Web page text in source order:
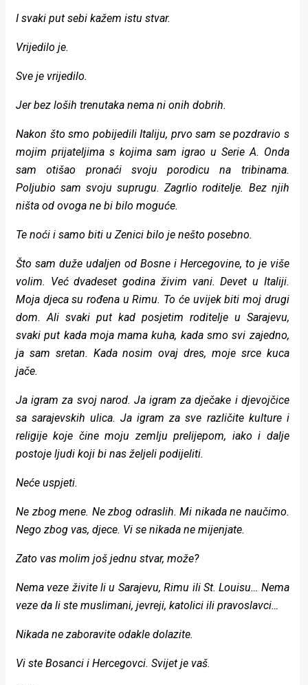
I svaki put sebi kažem istu stvar.
Vrijedilo je.
Sve je vrijedilo.
Jer bez loših trenutaka nema ni onih dobrih.
Nakon što smo pobijedili Italiju, prvo sam se pozdravio s
mojim prijateljima s kojima sam igrao u Serie A. Onda
sam otišao pronaći svoju porodicu na tribinama.
Poljubio sam svoju suprugu. Zagrlio roditelje. Bez njih
ništa od ovoga ne bi bilo moguće.
Te noći i samo biti u Zenici bilo je nešto posebno.
Što sam duže udaljen od Bosne i Hercegovine, to je više
volim. Već dvadeset godina živim vani. Devet u Italiji.
Moja djeca su rođena u Rimu. To će uvijek biti moj drugi
dom. Ali svaki put kad posjetim roditelje u Sarajevu,
svaki put kada moja mama kuha, kada smo svi zajedno,
ja sam sretan. Kada nosim ovaj dres, moje srce kuca
jače.
Ja igram za svoj narod. Ja igram za dječake i djevojčice
sa sarajevskih ulica. Ja igram za sve različite kulture i
religije koje čine moju zemlju prelijepom, iako i dalje
postoje ljudi koji bi nas željeli podijeliti.
Neće uspjeti.
Ne zbog mene. Ne zbog odraslih. Mi nikada ne naučimo.
Nego zbog vas, djece. Vi se nikada ne mijenjate.
Zato vas molim još jednu stvar, može?
Nema veze živite li u Sarajevu, Rimu ili St. Louisu… Nema
veze da li ste muslimani, jevreji, katolici ili pravoslavci…
Nikada ne zaboravite odakle dolazite.
Vi ste Bosanci i Hercegovci. Svijet je vaš.